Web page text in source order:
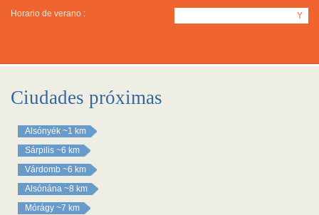
Horario de verano : Y
Ciudades próximas
Alsónyék ~1 km
Sárpilis ~6 km
Várdomb ~6 km
Alsónána ~8 km
Mórágy ~7 km